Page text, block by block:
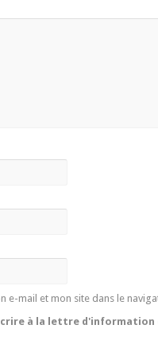
e-mail et mon site dans le
à la lettre d'information